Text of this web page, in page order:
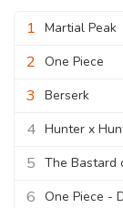
1 Martial Peak
2 One Piece
3 Berserk
4 Hunter x
5 The Bastard
6 One Piece -